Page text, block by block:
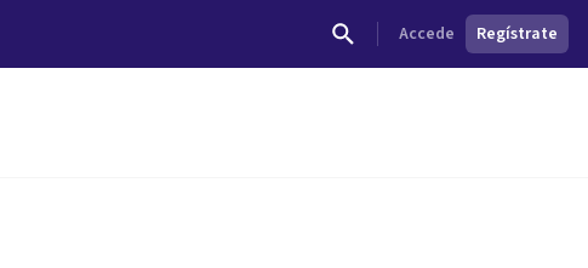
Accede Regístrate